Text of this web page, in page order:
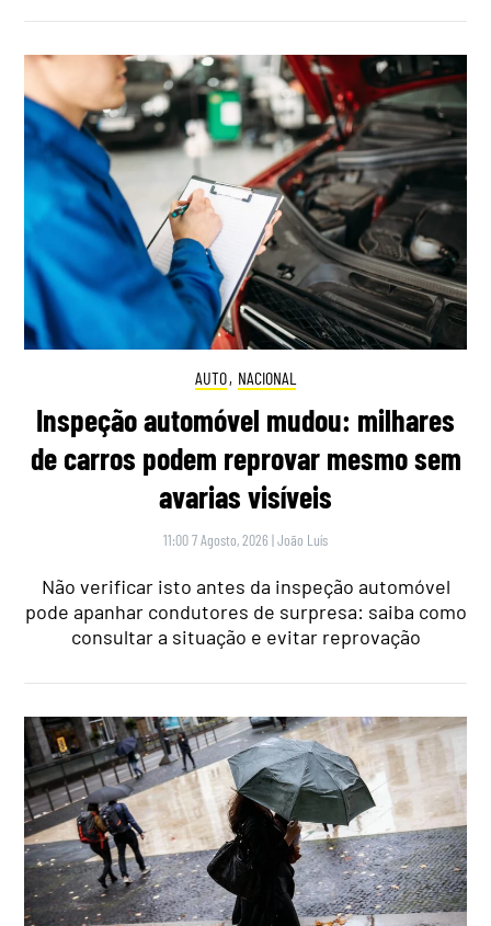
AUTO, NACIONAL
Inspeção automóvel mudou: milhares
de carros podem reprovar mesmo sem
avarias visíveis
11:00 7 Agosto, 2026 |João Luís
Não verificar isto antes da inspeção automóvel
pode apanhar condutores de surpresa: saiba como
consultar a situação e evitar reprovação